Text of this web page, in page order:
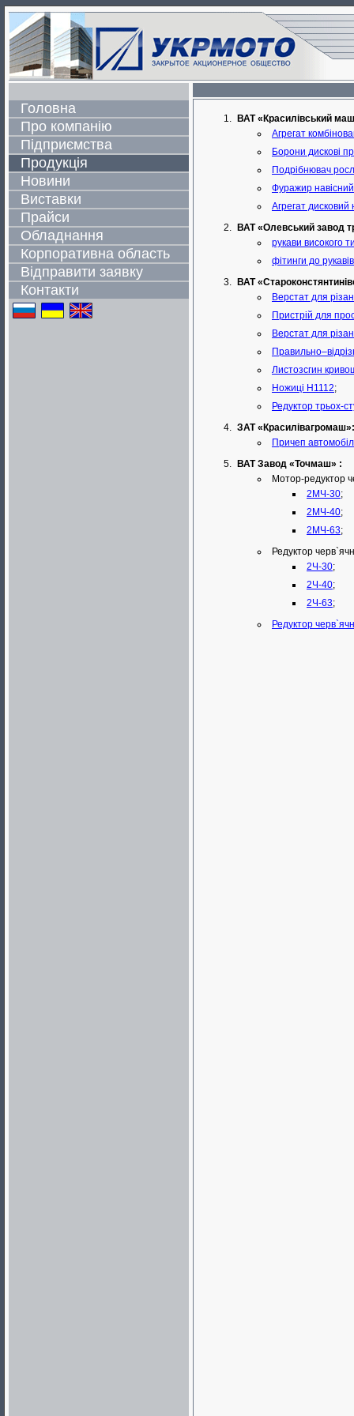
Головна
Про компанію
Підприємства
Продукція
Новини
Виставки
Прайси
Обладнання
Корпоративна область
Відправити заявку
Контакти
ВАТ «Красилівський
Агрегат
Борони дискові
Подрібнювач
Фуражир
Агрегат
ВАТ «Олевський завод
рукави високого
фітинги до
ВАТ
Верстат для
Пристрій для
Верстат для
Листозсгин
Ножиці Н1112;
Редуктор трьох-
ЗАТ «Красилівагромаш»:
Причеп
ВАТ Завод «Точмаш» :
Мотор-редуктор
2МЧ-30;
2МЧ-40;
2МЧ-63;
Редуктор
2Ч-30;
2Ч-40;
2Ч-63;
Редуктор